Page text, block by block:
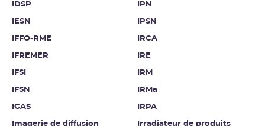
IDSP
IESN
IFFO-RME
IFREMER
IFSI
IFSN
IGAS
Imagerie de diffusion
IPN
IPSN
IRCA
IRE
IRM
IRMa
IRPA
Irradiateur de produits